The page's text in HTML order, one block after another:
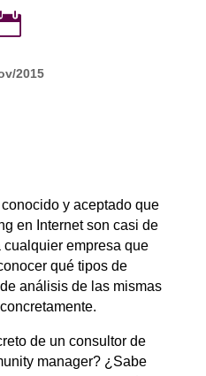
2015
y aceptado que
en Internet son casi de
empresa que
qué tipos de
análisis de las mismas
de un consultor de
manager? ¿Sabe